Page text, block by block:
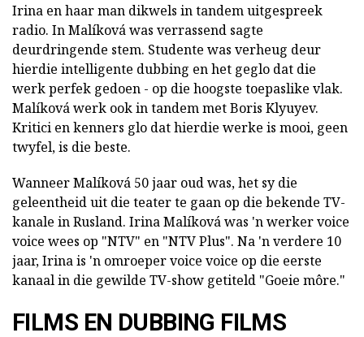
Irina en haar man dikwels in tandem uitgespreek
radio. In Malíková was verrassend sagte
deurdringende stem. Studente was verheug deur
hierdie intelligente dubbing en het geglo dat die
werk perfek gedoen - op die hoogste toepaslike vlak.
Malíková werk ook in tandem met Boris Klyuyev.
Kritici en kenners glo dat hierdie werke is mooi, geen
twyfel, is die beste.
Wanneer Malíková 50 jaar oud was, het sy die
geleentheid uit die teater te gaan op die bekende TV-
kanale in Rusland. Irina Malíková was 'n werker voice
voice wees op "NTV" en "NTV Plus". Na 'n verdere 10
jaar, Irina is 'n omroeper voice voice op die eerste
kanaal in die gewilde TV-show getiteld "Goeie môre."
FILMS EN DUBBING FILMS